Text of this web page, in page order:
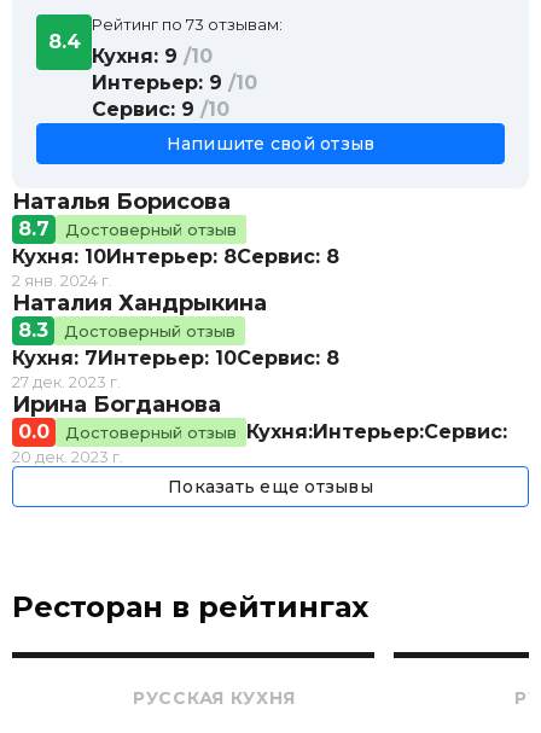
Пельмени дюжина с мясом
Свежий лосось с ароматным маслом
Котлеты по-щучьему велению с тартаром и
шпинатом
Котлеты телячьи рубленые а-ля Пожарский 950 ₽
Десерты
Медовик
Ассорти эклеров на Петербургский манер
Винная карта
8.4
Рейтинг по 73 отзывам:
Кухня: 9 /10
Интерьер: 9 /10
Сервис: 9 /10
Напишите свой отзыв
Наталья Борисова
8.7 Достоверный отзыв
Кухня: 10Интерьер: 8Сервис: 8
2 янв. 2024 г.
Наталия Хандрыкина
8.3 Достоверный отзыв
Кухня: 7Интерьер: 10Сервис: 8
27 дек. 2023 г.
Ирина Богданова
0.0 Достоверный отзыв Кухня:Интерьер:Сервис:
20 дек. 2023 г.
Показать еще отзывы
Ресторан в рейтингах
РУССКАЯ КУХНЯ